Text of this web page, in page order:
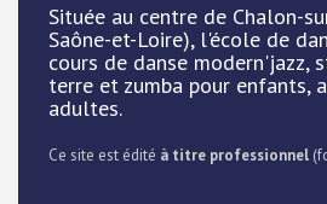
Située au centre de Chalon-
Saône-et-Loire), l'école de
cours de danse modern'jazz,
terre et zumba pour enfants,
adultes.
Ce site est édité à titre professionnel